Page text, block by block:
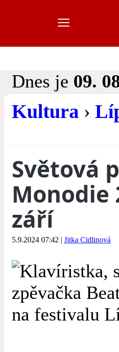
Dnes je 09.
Kultura ›
Světová
Monodie
září
5.9.2024 07:42 | Jitka Cidlinová